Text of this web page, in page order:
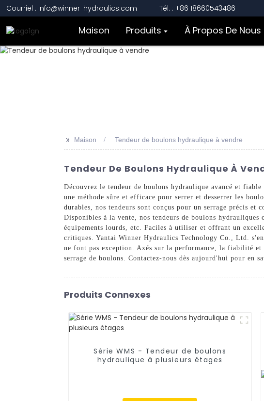
Courriel : info@winner-hydraulics.com Tél. : +86 18660543486
Maison Produits À Propos De Nous
>> Maison Tendeur de boulons hydraulique à vendre
Tendeur De Boulons Hydraulique À
Découvrez le tendeur de boulons hydraulique avancé et
une méthode sûre et efficace pour serrer et desserrer les
durables, nos tendeurs sont conçus pour un serrage précis
Disponibles à la vente, nos tendeurs de boulons
équipements lourds, etc. Faciles à utiliser et offrant un
critiques. Yantai Winner Hydraulics Technology Co., Ltd.
ne font pas exception. Axés sur la performance, la fiabilité
serrage de boulons. Contactez-nous dès aujourd'hui pour en
Produits Connexes
Série WMS - Tendeur de boulons
hydraulique à plusieurs étages